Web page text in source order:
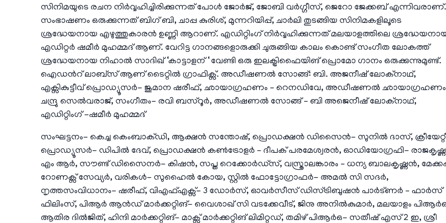
സിനിമയുടെ രചന നിർവ്വഹിച്ചിരിക്കുന്നത് പോൾ ജോർജ്, ജോബി വർഗ്ഗീസ്, ജെറോ ജേക്കബ് എന്നിവരാണ്.
സംഭാഷണം ഒരുക്കുന്നത് ബിഗ് ബി, ചാപ്പ കുരിശ്, മുന്നറിയിപ്പ്, ചാർലി തുടങ്ങിയ സിനിമകളിലൂടെ
ശ്രദ്ധേയനായ എഴുത്തുകാരൻ ഉണ്ണി ആറാണ്. എഡിറ്റിംഗ് നിർവ്വഹിക്കുന്നത് മലയാളത്തിലെ
എഡിറ്റർ ഷമീർ മുഹമ്മദ് ആണ്. വേറിട്ട ഗാനങ്ങളൊരുക്കി ചുരുങ്ങിയ കാലം കൊണ്ട് സംഗീത ലോകത്ത്
ശ്രദ്ധേയനായ നിഹാൽ സാദിഖ് ‘കാട്ടാളന് ‘ വേണ്ടി ഒരു ഇലക്ട്രിഫൈയിങ് പ്രൊമോ ഗാനം ഒരുക്കുന്നുമുണ്ട്.
ഐഡന്‍റ് ലാബ്സ് ആണ് ടൈറ്റിൽ ഗ്രാഫിക്സ്. അഡീഷണൽ സോങ്ങ്: ബി. അജനീഷ് ലോക്‌നാഥ്,
എക്സികുട്ടീവ് പ്രൊഡ്യൂസർ- ജുമാന ഷരീഫ്, ഛായാഗ്രഹണം – റെനഡിവേ, അഡീഷണൽ ഛായാഗ്രഹണം
ചന്ദ്രു സെൽവരാജ്, സംഗീതം- രവി ബസ്റൂർ, അഡീഷണൽ സോങ്ങ് – ബി അജെനീഷ് ലോക്നാഥ്,
എഡിറ്റിംഗ് -ഷമീർ മുഹമ്മദ്
സംഘട്ടനം- കെച്ച കെംബാക്ഡി, ആക്ഷൻ സന്തോഷ്, പ്രൊഡക്ഷൻ ഡിസൈൻ- സുനിൽ ദാസ്,
പ്രൊഡ്യൂസർ- ഡിപിൽ ദേവ്, പ്രൊഡക്ഷൻ കൺട്രോളർ – ദീപക് പരമേശ്വരൻ, ഓഡിയോഗ്രഫി-
എം ആർ, സൗണ്ട് ഡിസൈനർ- കിഷൻ, സപ്ത റെക്കോർഡ്‌സ്, വസ്ത്രാലങ്കാരം – ധന്യ ബാലകൃഷ്ണൻ,
റോണക്സ് സേവ്യർ, വരികൾ- സുഹൈൽ കോയ, സ്റ്റിൽ ഫോട്ടോഗ്രാഫർ- അമൽ സി സദർ,
നൃത്തസംവിധാനം- ഷരീഫ്, വിഎഫ്എക്സ്- 3 ഡോർസ്, ഓവർസീസ് ഡിസ്ട്രിബുഷൻ പാർട്ണർ – ഫാർസ്
ഫിലിംസ്, പിആർ ആൻഡ് മാർക്കറ്റിങ്- വൈശാഖ് സി വടക്കേവീട്, ജിനു അനിൽകുമാർ, മലയാളം
ആതിര ദിൽജിത്, ഹിന്ദി മാർക്കറ്റിങ്- മാക്സ് മാർക്കറ്റിങ് ലിമിറ്റഡ്, തമിഴ് പിആർഒ- സതീഷ് എസ് 2 ഇ, ശ്രീ